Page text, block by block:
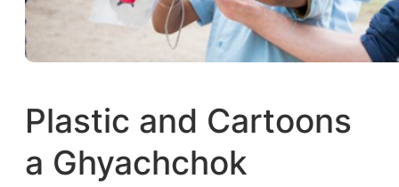
Plastic and Cartoons
a Ghyachchok